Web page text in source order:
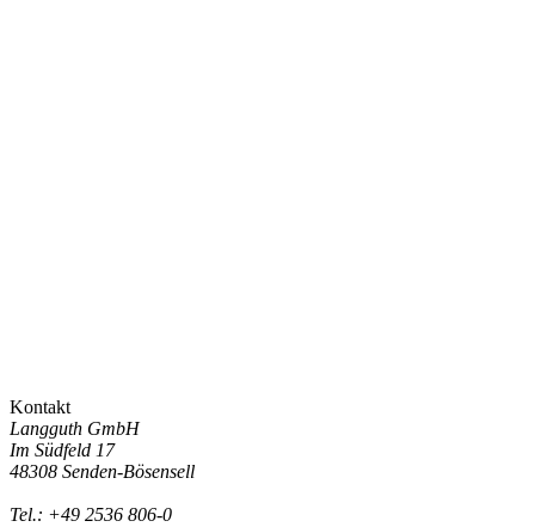
Kontakt
Langguth GmbH
Im Südfeld 17
48308 Senden-Bösensell
Tel.: +49 2536 806-0